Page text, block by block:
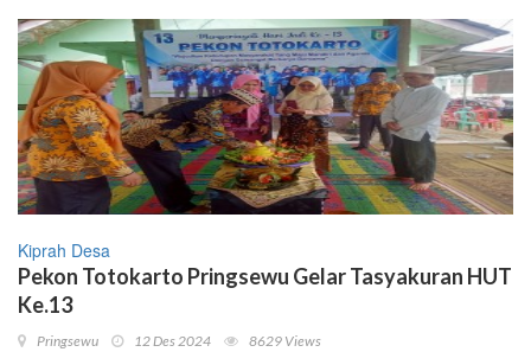
Kiprah Desa
Pekon Totokarto Pringsewu Gelar Tasyakuran HUT
Ke.13
Pringsewu 12 Des 2024 8629 Views